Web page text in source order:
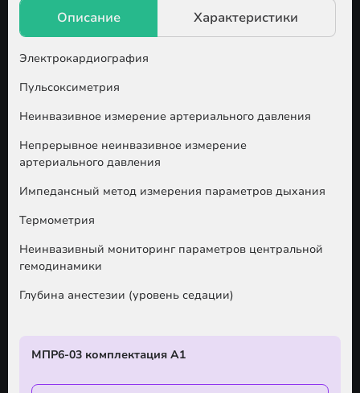
Электрокардиография
Пульсоксиметрия
Неинвазивное измерение артериального давления
Непрерывное неинвазивное измерение
артериального давления
Импедансный метод измерения параметров дыхания
Термометрия
Неинвазивный мониторинг параметров центральной
гемодинамики
Глубина анестезии (уровень седации)
МПР6-03 комплектация А1